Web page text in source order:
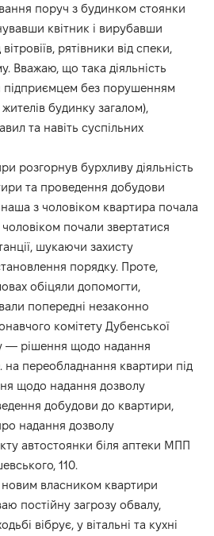
поруч з будинком стоянки
квітник і вирубавши
рятівники від спеки,
Вважаю, що така діяльність
підприємцем без порушенням
жителів будинку загалом),
та навіть суспільних
розгорнув бурхливу діяльність
та проведення добудови
наша з чоловіком квартира почала
почали звертатися
шукаючи захисту
порядку. Проте,
обіцяли допомогти,
попередні незаконно
комітету Дубенської
— рішення щодо надання
переобладнання квартири під
щодо надання дозволу
добудови до квартири,
надання дозволу
автостоянки біля аптеки МПП
110.
новим власником квартири
постійну загрозу обвалу,
вібрує, у вітальні та кухні